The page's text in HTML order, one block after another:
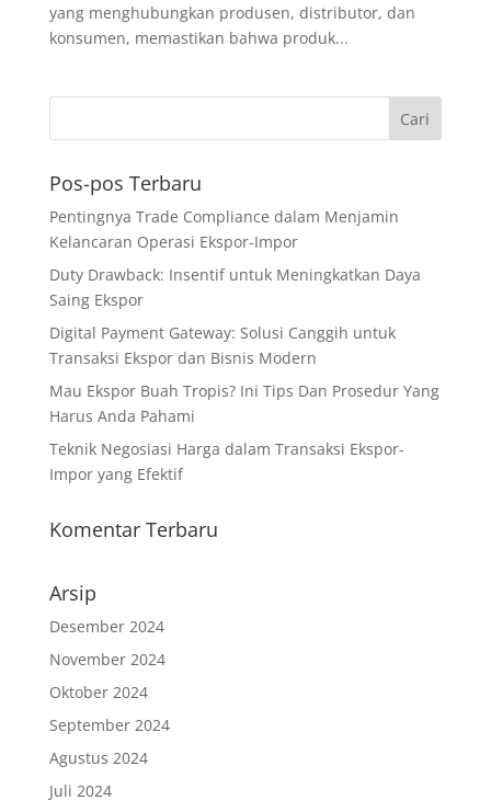
yang menghubungkan produsen, distributor, dan
konsumen, memastikan bahwa produk...
Pos-pos Terbaru
Pentingnya Trade Compliance dalam Menjamin
Kelancaran Operasi Ekspor-Impor
Duty Drawback: Insentif untuk Meningkatkan Daya
Saing Ekspor
Digital Payment Gateway: Solusi Canggih untuk
Transaksi Ekspor dan Bisnis Modern
Mau Ekspor Buah Tropis? Ini Tips Dan Prosedur Yang
Harus Anda Pahami
Teknik Negosiasi Harga dalam Transaksi Ekspor-
Impor yang Efektif
Komentar Terbaru
Arsip
Desember 2024
November 2024
Oktober 2024
September 2024
Agustus 2024
Juli 2024